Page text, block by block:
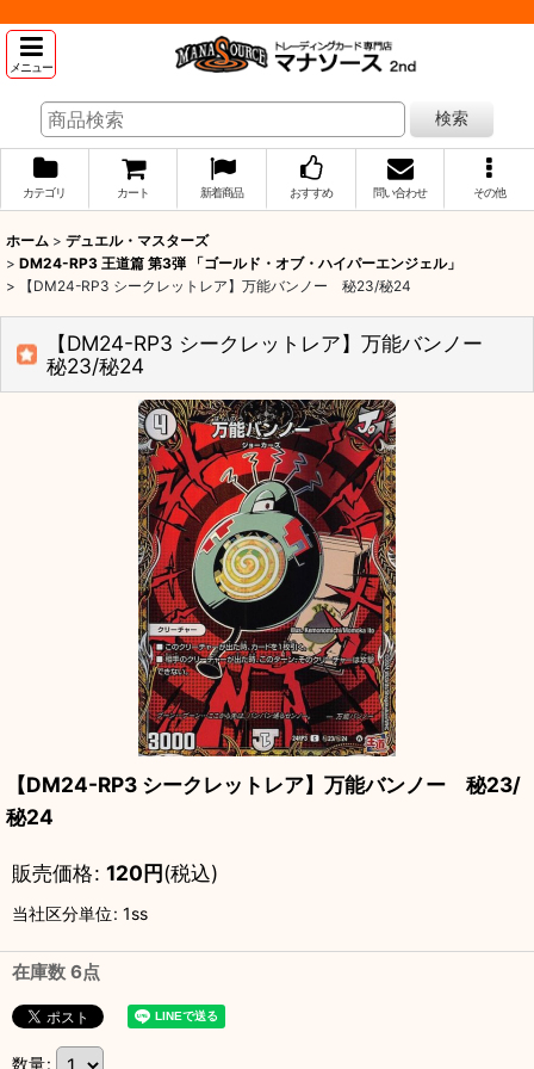
メニュー
検索
カテゴリ カート 新着商品 おすすめ 問い合わせ その他
ホーム > デュエル・マスターズ
> DM24-RP3 王道篇 第3弾 「ゴールド・オブ・ハイパーエンジェル」
>
【DM24-RP3 シークレットレア】万能バンノー 秘23/秘24
【DM24-RP3 シークレットレア】万能バンノー
秘23/秘24
【DM24-RP3 シークレットレア】万能バンノー 秘23/
秘24
販売価格: 120円(税込)
当社区分単位: 1ss
在庫数 6点
数量: